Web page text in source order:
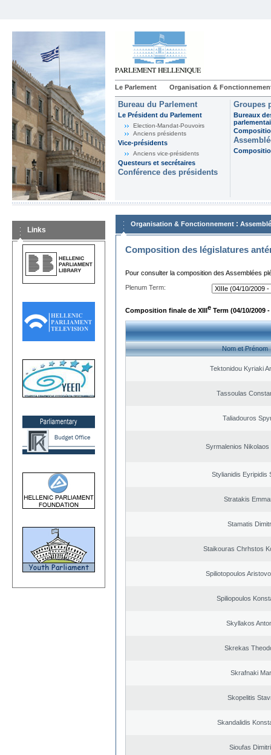
Le Parlement Organisation &
Bureau du Parlement
Le Président du Parlement
Election-Mandat-Pouvoirs
Anciens présidents
Vice-présidents
Anciens vice-présidents
Questeurs et secrétaires
Conférence des présidents
Groupes
Bureaux
Links
Organisation & Fonctionnement :
Composition des législatures
Pour consulter la composition des Assemblées
Plenum Term:
Composition finale de XIIIe Term (04/10/2009 -
Nom et Prénom
Tektonidou Kyriaki
Tassoulas
Taliadouros
Syrmalenios Nikolaos
Stylianidis Eyripidis
Stratakis
Stamatis
Staikouras Chrhstos
Spiliotopoulos
Spiliopoulos
Skyllakos
Skrekas
Skrafnaki
Skopelitis
Skandalidis
Sioufas